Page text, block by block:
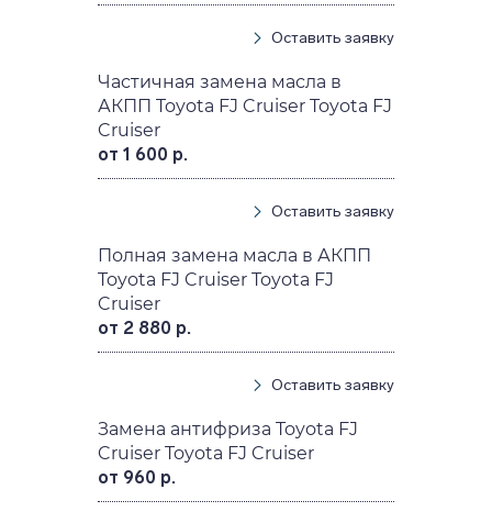
Оставить заявку
Частичная замена масла в
АКПП Toyota FJ Cruiser Toyota FJ
Cruiser
от 1 600 р.
Оставить заявку
Полная замена масла в АКПП
Toyota FJ Cruiser Toyota FJ
Cruiser
от 2 880 р.
Оставить заявку
Замена антифриза Toyota FJ
Cruiser Toyota FJ Cruiser
от 960 р.